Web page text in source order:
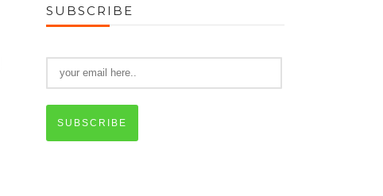
SUBSCRIBE
SUBSCRIBE